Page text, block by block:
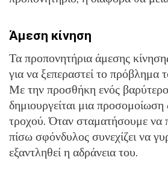
Άμεση κίνηση
Τα προπονητήρια άμεσης
για να ξεπεραστεί το πρόβλημα
Με την προσθήκη ενός
δημιουργείται μια
τροχού. Όταν σταματήσουμε να
πίσω σφόνδυλος συνεχίζει να
εξαντληθεί η αδράνεια του.